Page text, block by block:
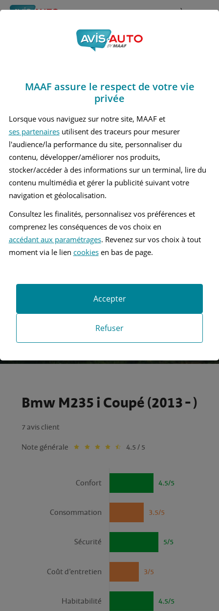
Rechercher À propos
Obtenir un devis d'assurance auto MAAF
Avis Bmw M235 i Coupé
(2013 - )
Recherche d'un véhicule
Comparer deux véhicules
Recherche
Recherche avancée
Bmw M235 i Coupé (2013 - )
7 avis client
Note générale 4.5 / 5
4.5/5
Confort
3.5/5
Consommation
5/5
Sécurité
3/5
Coût d’entretien
4.5/5
Habitabilité
MAAF assure le respect de votre vie
privée
Lorsque vous naviguez sur notre site, MAAF et
ses partenairesutilisent des traceurs pour mesurer
l'audience/la performance du site, personnaliser du
contenu, développer/améliorer nos produits,
stocker/accéder à des informations sur un terminal, lire du
contenu multimédia et gérer la publicité suivant votre
navigation et géolocalisation.
Consultez les finalités, personnalisez vos préférences et
comprenez les conséquences de vos choix en
accédant aux paramétrages. Revenez sur vos choix à tout
moment via le lien cookiesen bas de page.
Refuser
Accepter